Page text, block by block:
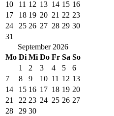
10
11 12 13 14 15 16
17
18 19 20 21 22 23
24
25 26 27 28 29 30
31
September 2026
Mo Di Mi Do Fr Sa So
1
2 3 4 5
6
7
8 9 10 11 12 13
14
15 16 17 18 19 20
21
22 23 24 25 26 27
28
29 30